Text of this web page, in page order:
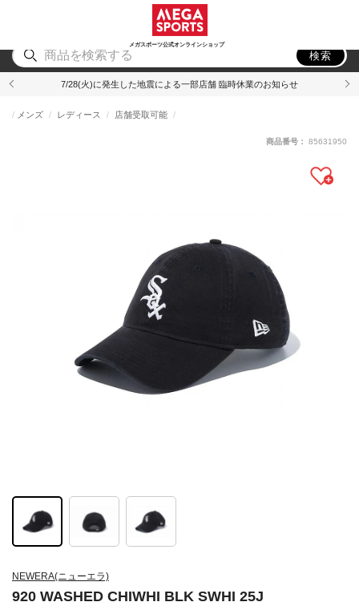
メガスポーツ公式オンラインショップ
アウトドア
検索
7/28(火)に発生した地震による一部店舗 臨時休業のお知らせ
NEWERA(ニューエラ)
920 WASHED CHIWHI BLK SWHI 25J
メンズ レディース 店舗受取可能
商品番号： 85631950